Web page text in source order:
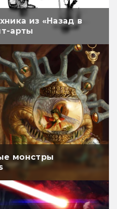
из «Назад в
арты
монстры